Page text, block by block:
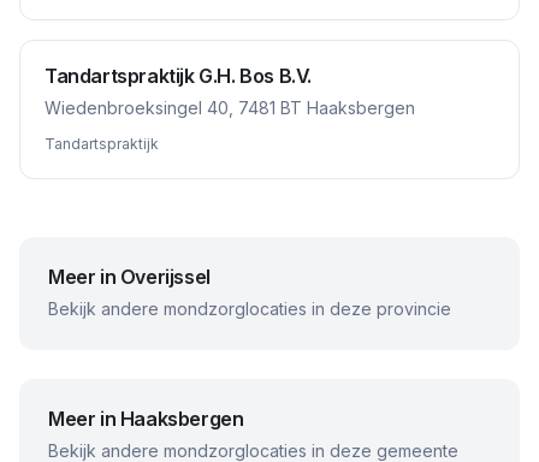
Tandartspraktijk G.H. Bos B.V.
Wiedenbroeksingel 40, 7481 BT Haaksbergen
Tandartspraktijk
Meer in Overijssel
Bekijk andere mondzorglocaties in deze provincie
Meer in Haaksbergen
Bekijk andere mondzorglocaties in deze gemeente